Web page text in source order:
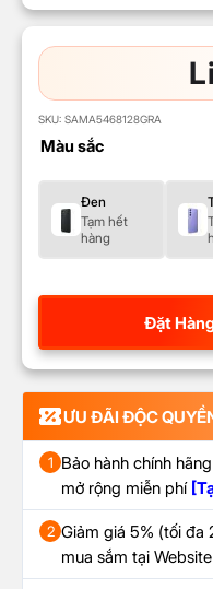
SKU: SAMA5468128GRA
Màu sắc
Đen
Tạm hết
hàng
Đặt
ƯU ĐÃI ĐỘC
1 Bảo hành chính
mở rộng miễn phí
2 Giảm giá 5% (tối đa
mua sắm tại